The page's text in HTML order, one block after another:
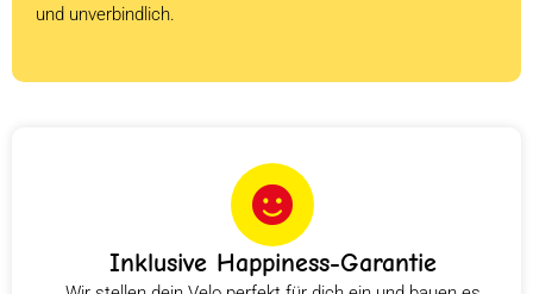
und unverbindlich.
Inklusive Happiness-Garantie